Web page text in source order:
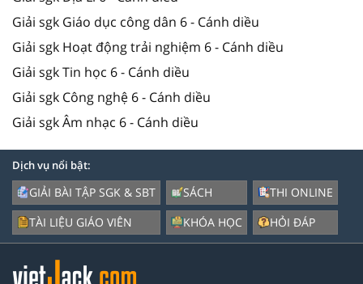
Giải sgk Giáo dục công dân 6 - Cánh diều
Giải sgk Hoạt động trải nghiệm 6 - Cánh diều
Giải sgk Tin học 6 - Cánh diều
Giải sgk Công nghệ 6 - Cánh diều
Giải sgk Âm nhạc 6 - Cánh diều
Dịch vụ nổi bật:
GIẢI BÀI TẬP SGK & SBT
TÀI LIỆU GIÁO VIÊN
SÁCH
KHÓA HỌC
THI ONLINE
HỎI ĐÁP